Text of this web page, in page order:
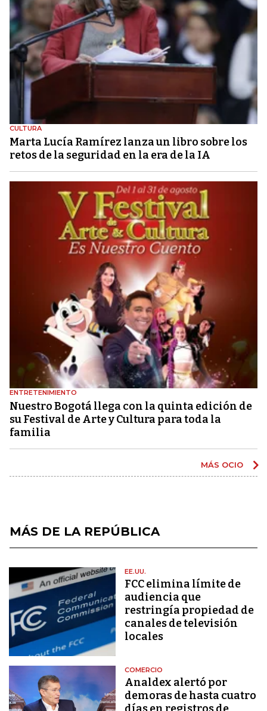
CULTURA
Marta Lucía Ramírez lanza un libro sobre los
retos de la seguridad en la era de la IA
ENTRETENIMIENTO
Nuestro Bogotá llega con la quinta edición de
su Festival de Arte y Cultura para toda la
familia
MÁS OCIO
MÁS DE LA REPÚBLICA
EE.UU.
FCC elimina límite de
audiencia que
restringía propiedad de
canales de televisión
locales
COMERCIO
Analdex alertó por
demoras de hasta cuatro